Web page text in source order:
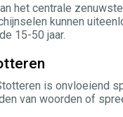
het centrale
kunnen
15-50 jaar.
is onvloeiend
van woorden of